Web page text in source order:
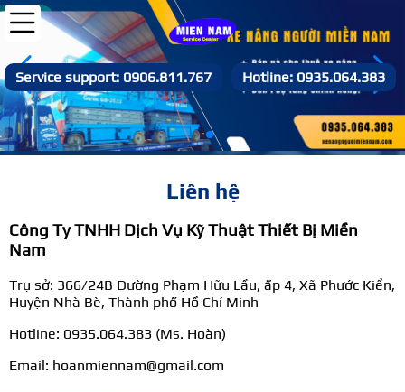
Hotline: 0935.064.383
Service support: 0906.811.767
Liên hệ
Công Ty TNHH Dịch Vụ Kỹ Thuật Thiết Bị Miền
Nam
Trụ sở: 366/24B Đường Phạm Hữu Lầu, ấp 4, Xã Phước Kiển,
Huyện Nhà Bè, Thành phố Hồ Chí Minh
Hotline: 0935.064.383 (Ms. Hoàn)
Email: hoanmiennam@gmail.com